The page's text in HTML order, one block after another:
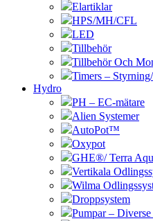
Elartiklar
HPS/MH/CFL
LED
Tillbehör
Tillbehör Och
Timers –
Hydro
PH – EC-mätare
Alien Systemer
AutoPot™
Oxypot
GHE®/ Terra
Vertikala
Wilma
Droppsystem
Pumpar –